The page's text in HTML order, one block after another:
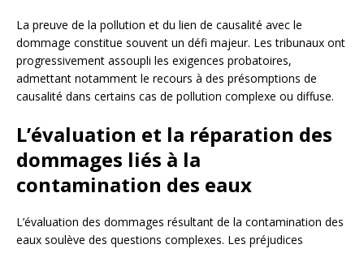
La preuve de la pollution et du lien de causalité avec le
dommage constitue souvent un défi majeur. Les tribunaux ont
progressivement assoupli les exigences probatoires,
admettant notamment le recours à des présomptions de
causalité dans certains cas de pollution complexe ou diffuse.
L’évaluation et la réparation des
dommages liés à la
contamination des eaux
L’évaluation des dommages résultant de la contamination des
eaux soulève des questions complexes. Les préjudices